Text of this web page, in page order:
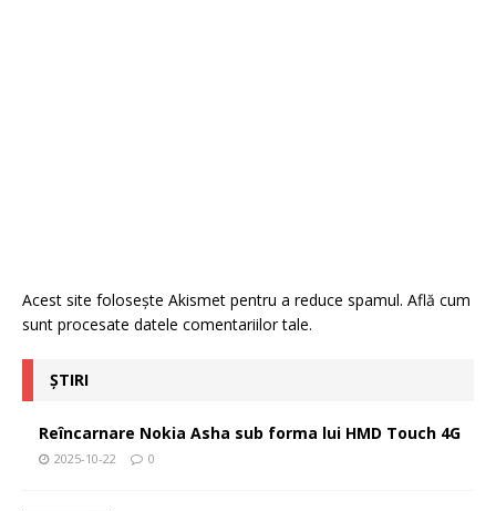
Acest site folosește Akismet pentru a reduce spamul. Află cum
sunt procesate datele comentariilor tale.
ȘTIRI
Reîncarnare Nokia Asha sub forma lui HMD Touch 4G
2025-10-22 0